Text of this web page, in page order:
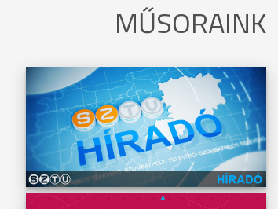
MŰSORAINK